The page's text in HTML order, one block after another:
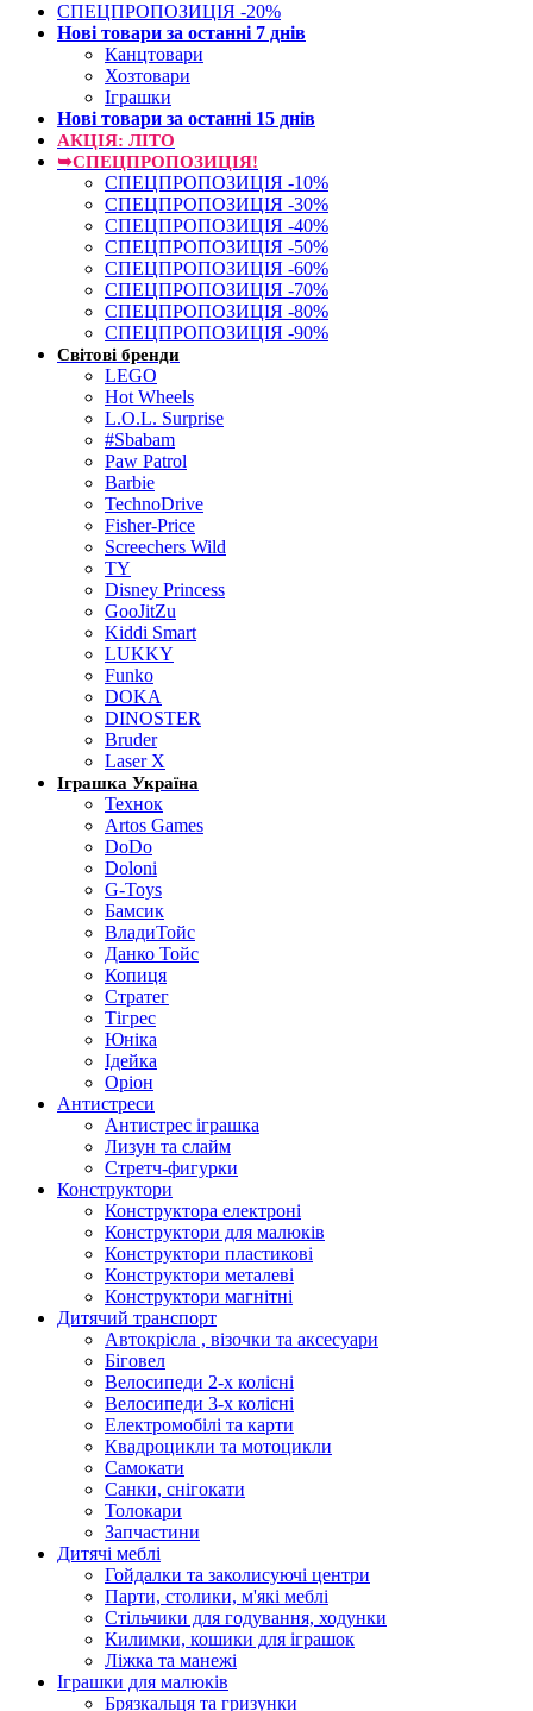
СПЕЦПРОПОЗИЦІЯ -20%
Нові товари за останнi 7 днiв
Канцтовари
Хозтовари
Іграшки
Нові товари за останнi 15 днiв
АКЦІЯ: ЛІТО
➥СПЕЦПРОПОЗИЦІЯ!
СПЕЦПРОПОЗИЦІЯ -10%
СПЕЦПРОПОЗИЦІЯ -30%
СПЕЦПРОПОЗИЦІЯ -40%
СПЕЦПРОПОЗИЦІЯ -50%
СПЕЦПРОПОЗИЦІЯ -60%
СПЕЦПРОПОЗИЦІЯ -70%
СПЕЦПРОПОЗИЦІЯ -80%
СПЕЦПРОПОЗИЦІЯ -90%
Світові бренди
LEGO
Hot Wheels
L.O.L. Surprise
#Sbabam
Paw Patrol
Barbie
TechnoDrive
Fisher-Price
Screechers Wild
TY
Disney Princess
GooJitZu
Kiddi Smart
LUKKY
Funko
DOKA
DINOSTER
Bruder
Laser X
Іграшка Україна
Технок
Artos Games
DoDo
Doloni
G-Toys
Бамсик
ВладиТойс
Данко Тойс
Копиця
Стратег
Тігрес
Юніка
Ідейка
Оріон
Антистреси
Антистрес іграшка
Лизун та слайм
Стретч-фигурки
Конструктори
Конструктора електроні
Конструктори для малюків
Конструктори пластикові
Конструктори металеві
Конструктори магнітні
Дитячий транспорт
Автокрісла , візочки та аксесуари
Біговел
Велосипеди 2-х колісні
Велосипеди 3-х колісні
Електромобілі та карти
Квадроцикли та мотоцикли
Самокати
Санки, снігокати
Толокари
Запчастини
Дитячі меблі
Гойдалки та заколисуючі центри
Парти, столики, м'які меблі
Стільчики для годування, ходунки
Килимки, кошики для іграшок
Ліжка та манежі
Іграшки для малюків
Брязкальця та гризунки